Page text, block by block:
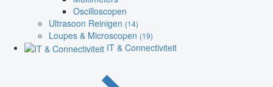
Oscilloscopen
Ultrasoon Reinigen (14)
Loupes & Microscopen (19)
IT & Connectiviteit